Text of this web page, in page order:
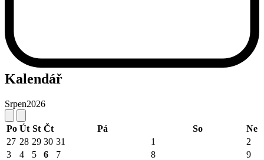
Kalendář
Srpen2026
Po Út St Čt Pá So
Ne
27 28 29 30 31 1
2
3
4 5 6 7 8 9